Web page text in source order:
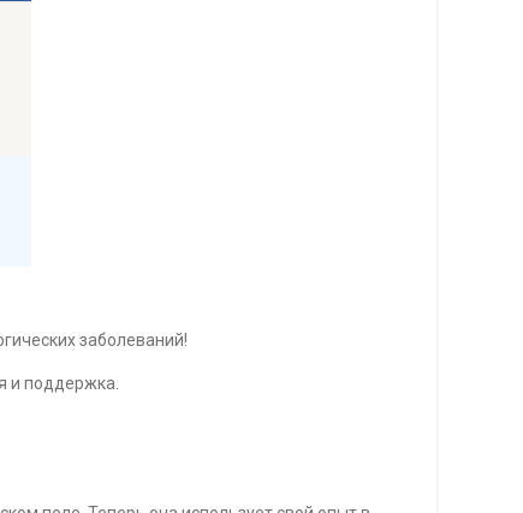
заболеваний!
и поддержка.